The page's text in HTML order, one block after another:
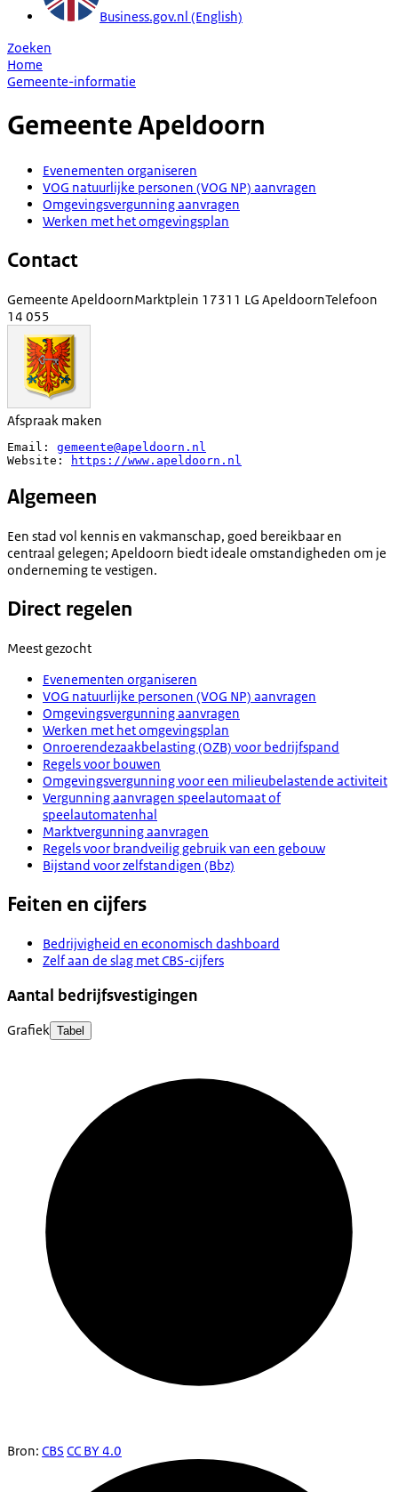
Business.gov.nl (English)
Zoeken
Home
Gemeente-informatie
GemeenteApeldoorn
Evenementen organiseren
VOG natuurlijke personen (VOG NP) aanvragen
Omgevingsvergunning aanvragen
Werken met het omgevingsplan
Contact
Gemeente ApeldoornMarktplein 1 7311 LG ApeldoornTelefoon
14 055
Afspraak maken
Email: gemeente@apeldoorn.nl
Website:
https://www.apeldoorn.nl
Algemeen
Een stad vol kennis en vakmanschap, goed bereikbaar en
centraal gelegen; Apeldoorn biedt ideale omstandigheden om je
onderneming te vestigen.
Direct regelen
Meest gezocht
Evenementen organiseren
VOG natuurlijke personen (VOG NP) aanvragen
Omgevingsvergunning aanvragen
Werken met het omgevingsplan
Onroerendezaakbelasting (OZB) voor bedrijfspand
Regels voor bouwen
Omgevingsvergunning voor een milieubelastende activiteit
Vergunning aanvragen speelautomaat of
speelautomatenhal
Marktvergunning aanvragen
Regels voor brandveilig gebruik van een gebouw
Bijstand voor zelfstandigen (Bbz)
Feiten en cijfers
Bedrijvigheid en economisch dashboard
Zelf aan de slag met CBS-cijfers
Aantal bedrijfsvestigingen
Grafiek Tabel
Bron: CBS CC BY 4.0